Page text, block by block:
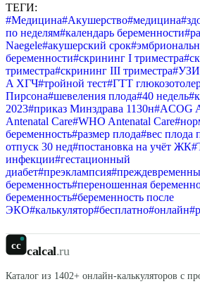
ТЕГИ:
#Медицина#Акушерство#медицина#
по неделям#календарь беременности#
Naegele#акушерский срок#
беременности#скрининг I триместра#
триместра#скрининг III триместра#УЗИ
A ХГЧ#тройной тест#ГТТ
Пирсона#шевеления плода#40 недель#
2023#приказ Минздрава 1130н#ACOG
Antenatal Care#WHO Antenatal Care#
беременность#размер плода#вес плода
отпуск 30 нед#постановка на учёт ЖК#
инфекции#гестационный
диабет#преэклампсия#
беременность#переношенная
беременность#беременность после
ЭКО#калькулятор#бесплатно#онлайн#
cc calcal.ru
Каталог из 1402+ онлайн-калькуляторов с